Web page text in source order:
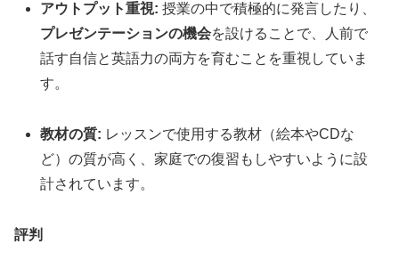
アウトプット重視: 授業の中で積極的に発言したり、
プレゼンテーションの機会を設けることで、人前で
話す自信と英語力の両方を育むことを重視していま
す。
教材の質: レッスンで使用する教材（絵本やCDな
ど）の質が高く、家庭での復習もしやすいように設
計されています。
評判